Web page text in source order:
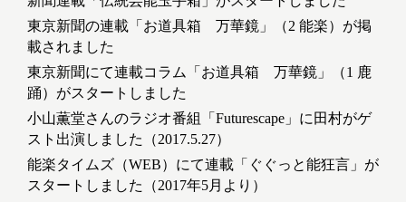
東京新聞の連載「お道具箱 万華鏡」（2 能楽）が掲
載されました
東京新聞にて連載コラム「お道具箱 万華鏡」（1 鹿
踊）がスタートしました
小山薫堂さんのラジオ番組「Futurescape」に田村がゲ
スト出演しました（2017.5.27）
能楽タイムズ（WEB）にて連載「ぐぐっと能狂言」が
スタートしました（2017年5月より）